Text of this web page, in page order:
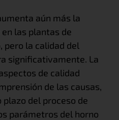
aún más la
las plantas de
pero la calidad del
significativamente. La
de calidad
de las causas,
del proceso de
parámetros del horno